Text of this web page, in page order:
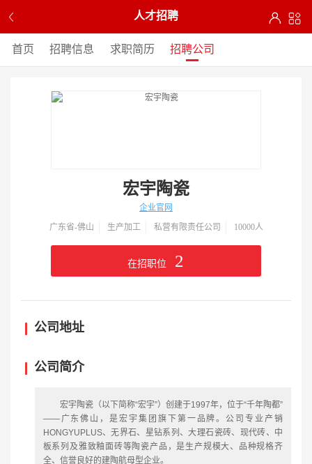
人才招聘
首页 招聘信息 求职简历 招聘公司
宏宇陶瓷
企业官网
广东省-佛山 生产加工 私营有限责任公司 10000人
在招职位 2
公司地址
公司简介
宏宇陶瓷（以下简称“宏宇”）创建于1997年，位于“千年陶都”
——广东佛山，是宏宇集团旗下第一品牌。公司专业产销
HONGYUPLUS、无界石、星钻系列、大理石瓷砖、现代砖、中
板系列及雅致釉面砖等陶瓷产品，是生产规模大、品种规格齐
全、信誉良好的建陶航母型企业。